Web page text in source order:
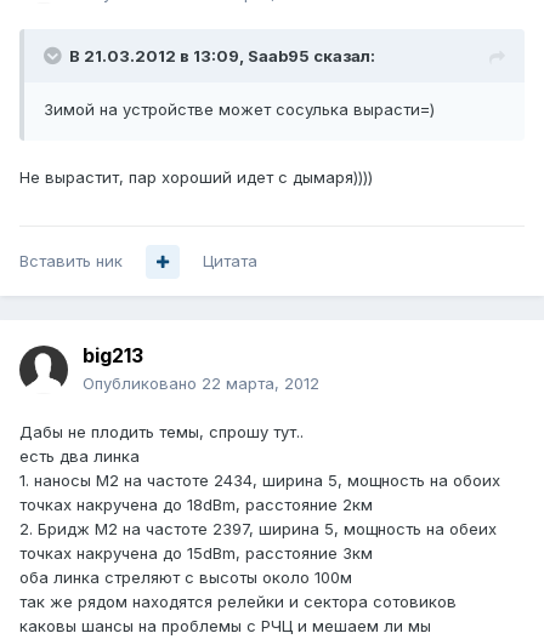
В 21.03.2012 в 13:09, Saab95 сказал:
Зимой на устройстве может сосулька вырасти=)
Не вырастит, пар хороший идет с дымаря))))
Вставить ник Цитата
big213
Опубликовано 22 марта, 2012
Дабы не плодить темы, спрошу тут..
есть два линка
1. наносы М2 на частоте 2434, ширина 5, мощность на обоих
точках накручена до 18dBm, расстояние 2км
2. Бридж М2 на частоте 2397, ширина 5, мощность на обеих
точках накручена до 15dBm, расстояние 3км
оба линка стреляют с высоты около 100м
так же рядом находятся релейки и сектора сотовиков
каковы шансы на проблемы с РЧЦ и мешаем ли мы